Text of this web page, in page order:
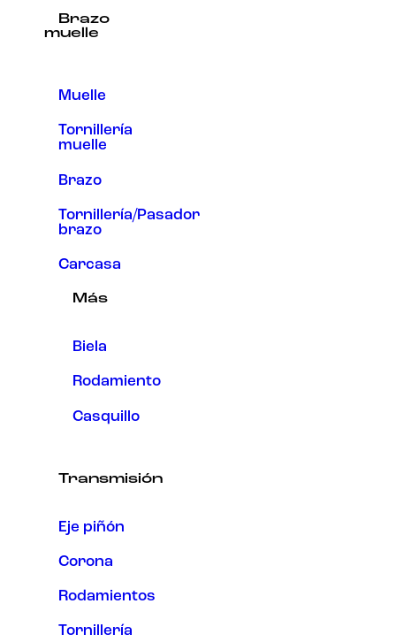
Brazo
muelle
Muelle
Tornillería
muelle
Brazo
Tornillería/Pasador
brazo
Carcasa
Más
Biela
Rodamiento
Casquillo
Transmisión
Eje piñón
Corona
Rodamientos
Tornillería